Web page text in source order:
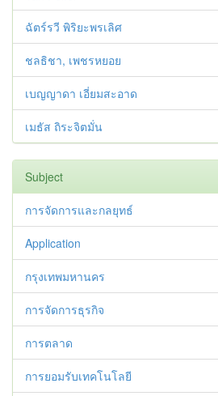
ฉัตร์รวี พิริยะพรเลิศ
ชลธิชา, เพชรหยอย
เบญญาดา เอี่ยมสะอาด
เมธัส ถิระจิตมั่น
Subject
การจัดการและกลยุทธ์
Application
กรุงเทพมหานคร
การจัดการธุรกิจ
การตลาด
การยอมรับเทคโนโลยี